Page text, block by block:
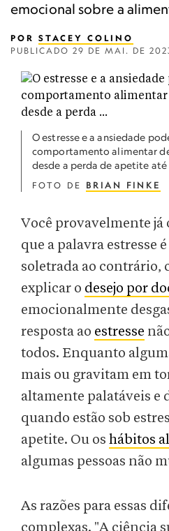
emocional sobre a
POR STACEY COLINO
PUBLICADO 29 DE MAI. DE
O estresse e a ansiedade
comportamento alimentar
desde a perda de apetite até
FOTO DE BRIAN FINKE
Você provavelmente
que a palavra estresse
soletrada ao contrário,
explicar o desejo por
emocionalmente
resposta ao estresse
todos. Enquanto
mais ou gravitam em
altamente palatáveis e
quando estão sob
apetite. Ou os hábitos
algumas pessoas não
As razões para essas
complexas. "A ciência